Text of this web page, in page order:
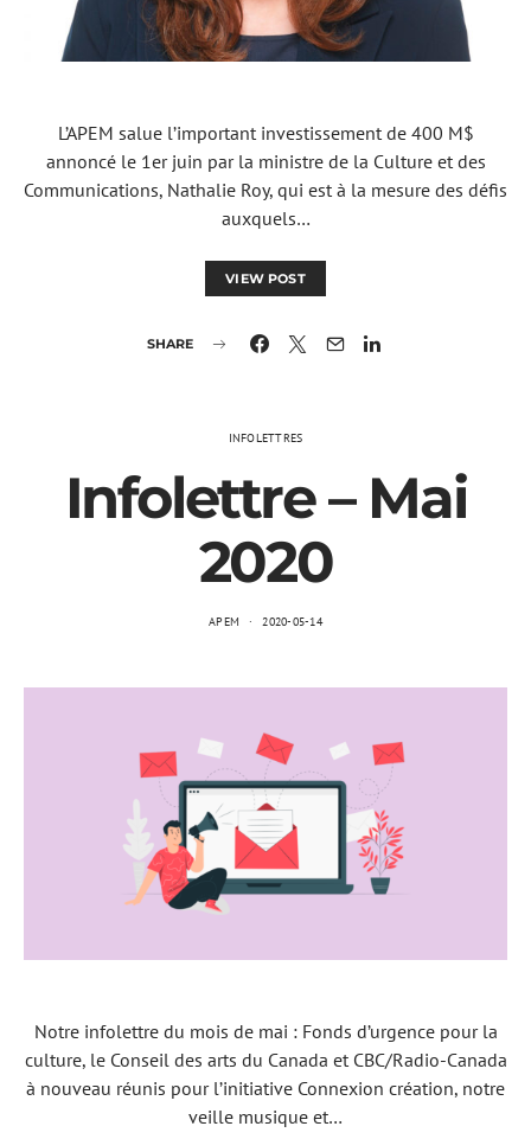
L’APEM salue l’important investissement de 400 M$
annoncé le 1er juin par la ministre de la Culture et des
Communications, Nathalie Roy, qui est à la mesure des défis
auxquels…
VIEW POST
SHARE
INFOLETTRES
Infolettre – Mai
2020
APEM 2020-05-14
Notre infolettre du mois de mai : Fonds d’urgence pour la
culture, le Conseil des arts du Canada et CBC/Radio-Canada
à nouveau réunis pour l’initiative Connexion création, notre
veille musique et…